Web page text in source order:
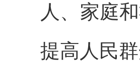
人、家庭
提高人民